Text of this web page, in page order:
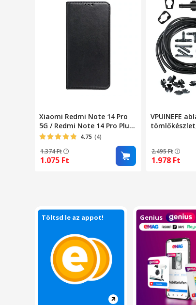
Xiaomi Redmi Note 14 Pro
5G / Redmi Note 14 Pro Plus
5G kompatibilis telefontok,
bankkártyatartós,
mágneszáras, fekete, Smart
4.75 (4)
1.374Ft
1.075 Ft
VPUINEFE
kompatibilis
Caravan
modellekkel
2.495Ft
1.978 Ft
Töltsd le az appot! Genius